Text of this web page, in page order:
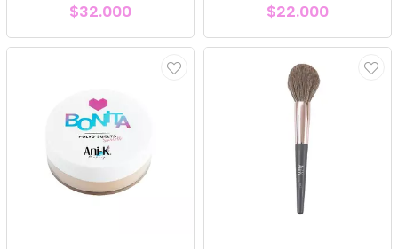
$32.000 $22.000